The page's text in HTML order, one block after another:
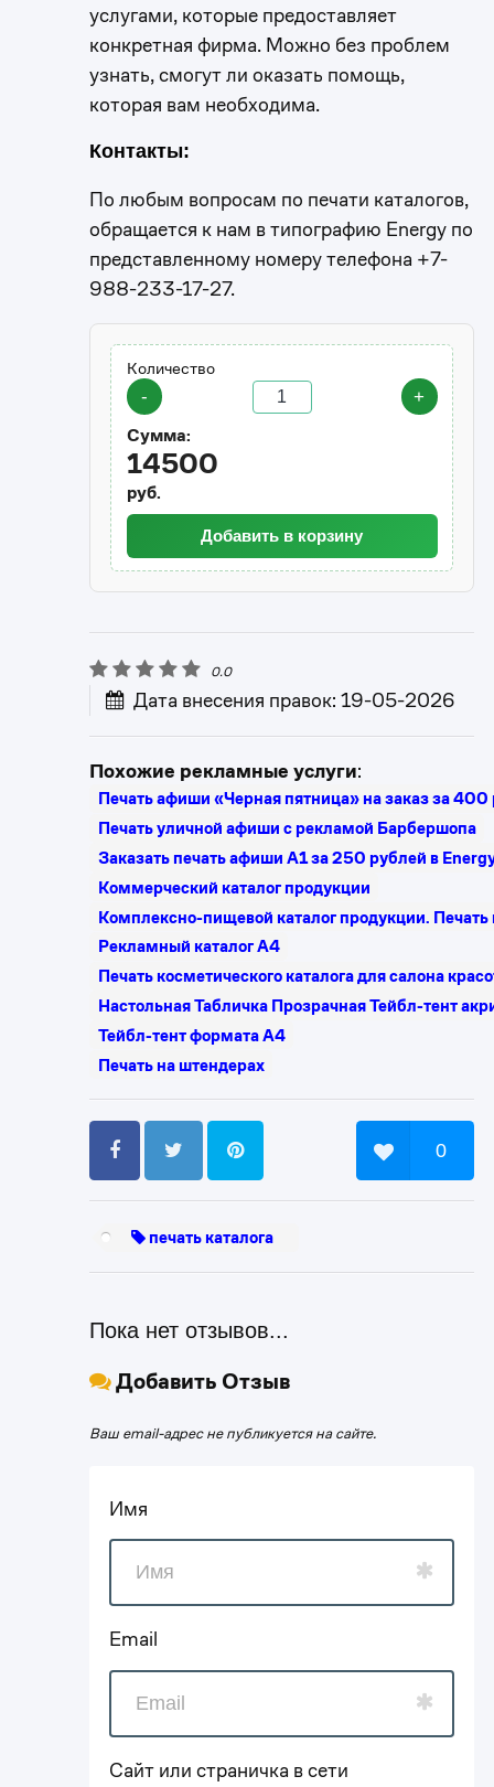
услугами, которые предоставляет
конкретная фирма. Можно без проблем
узнать, смогут ли оказать помощь,
которая вам необходима.
Контакты:
По любым вопросам по печати каталогов,
обращается к нам в типографию Energy по
представленному номеру телефона +7-
988-233-17-27.
Количество
-
+
Сумма:
14500
руб.
Добавить в корзину
0.0
Дата внесения правок: 19-05-2026
Похожие рекламные услуги:
Печать афиши «Черная пятница» на заказ за 400
Печать уличной афиши с рекламой Барбершопа
Заказать печать афиши А1 за 250 рублей в
Коммерческий каталог продукции
Комплексно-пищевой каталог продукции. Печать
Рекламный каталог А4
Печать косметического каталога для салона
Настольная Табличка Прозрачная Тейбл-тент
Тейбл-тент формата А4
Печать на штендерах
0
печать каталога
Пока нет отзывов...
Добавить Отзыв
Ваш email-адрес не публикуется на сайте.
Имя
Email
Сайт или страничка в сети